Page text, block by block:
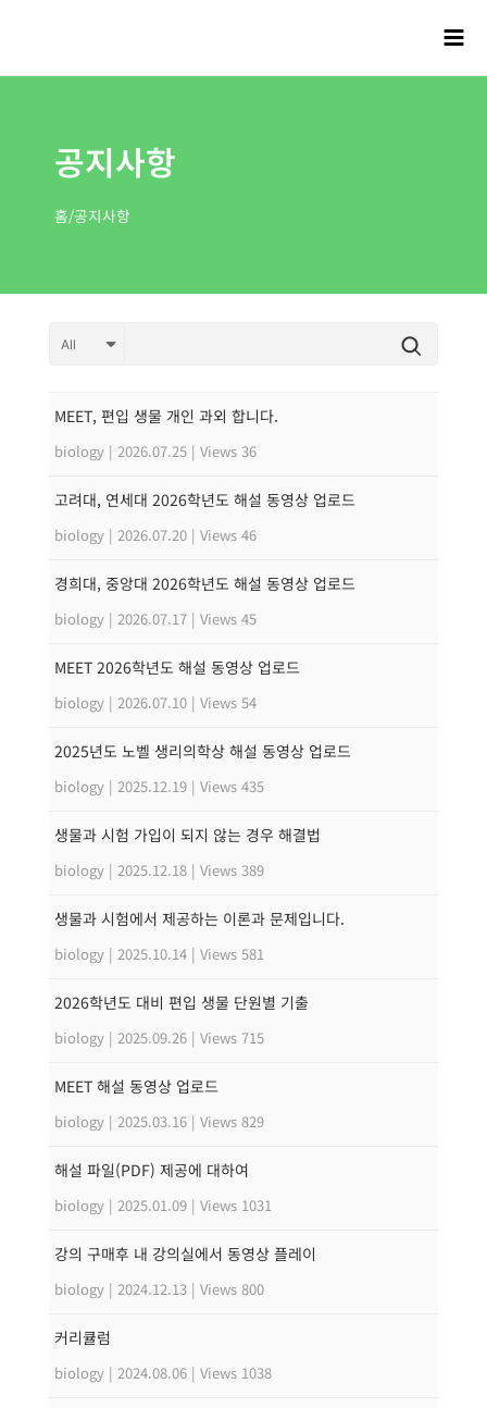
공지사항
홈/공지사항
MEET, 편입 생물 개인 과외 합니다.
biology | 2026.07.25 | Views 36
고려대, 연세대 2026학년도 해설 동영상 업로드
biology | 2026.07.20 | Views 46
경희대, 중앙대 2026학년도 해설 동영상 업로드
biology | 2026.07.17 | Views 45
MEET 2026학년도 해설 동영상 업로드
biology | 2026.07.10 | Views 54
2025년도 노벨 생리의학상 해설 동영상 업로드
biology | 2025.12.19 | Views 435
생물과 시험 가입이 되지 않는 경우 해결법
biology | 2025.12.18 | Views 389
생물과 시험에서 제공하는 이론과 문제입니다.
biology | 2025.10.14 | Views 581
2026학년도 대비 편입 생물 단원별 기출
biology | 2025.09.26 | Views 715
MEET 해설 동영상 업로드
biology | 2025.03.16 | Views 829
해설 파일(PDF) 제공에 대하여
biology | 2025.01.09 | Views 1031
강의 구매후 내 강의실에서 동영상 플레이
biology | 2024.12.13 | Views 800
커리큘럼
biology | 2024.08.06 | Views 1038